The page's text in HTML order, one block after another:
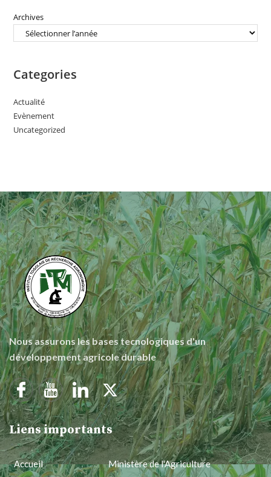
Archives
Categories
Actualité
Evènement
Uncategorized
Nous assurons les bases tecnologiques d'un
développement agricole durable
Liens importants
Accueil Ministère de l'Agriculture